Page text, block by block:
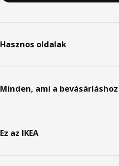
Hasznos oldalak
Minden, ami a
Ez az IKEA